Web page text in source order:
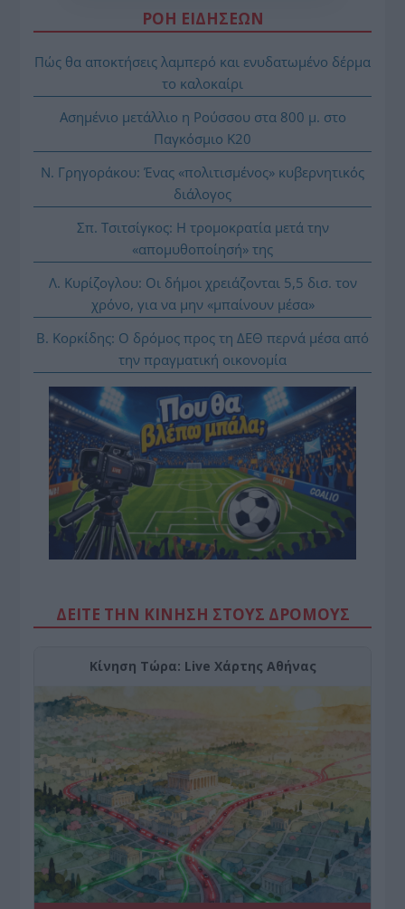
ΡΟΗ ΕΙΔΗΣΕΩΝ
Πώς θα αποκτήσεις λαμπερό και ενυδατωμένο δέρμα
το καλοκαίρι
Ασημένιο μετάλλιο η Ρούσσου στα 800 μ. στο
Παγκόσμιο Κ20
Ν. Γρηγοράκου: Ένας «πολιτισμένος» κυβερνητικός
διάλογος
Σπ. Τσιτσίγκος: Η τρομοκρατία μετά την
«απομυθοποίησή» της
Λ. Κυρίζογλου: Οι δήμοι χρειάζονται 5,5 δισ. τον
χρόνο, για να μην «μπαίνουν μέσα»
Β. Κορκίδης: Ο δρόμος προς τη ΔΕΘ περνά μέσα από
την πραγματική οικονομία
ΔΕΙΤΕ ΤΗΝ ΚΙΝΗΣΗ ΣΤΟΥΣ ΔΡΌΜΟΥΣ
Κίνηση Τώρα: Live Χάρτης Αθήνας